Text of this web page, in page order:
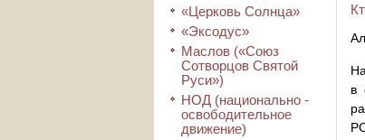
«Церковь Солнца»
«Эксодус»
Маслов («Союз
Сотворцов Святой
Руси»)
НОД (национально -
освободительное
движение)
в